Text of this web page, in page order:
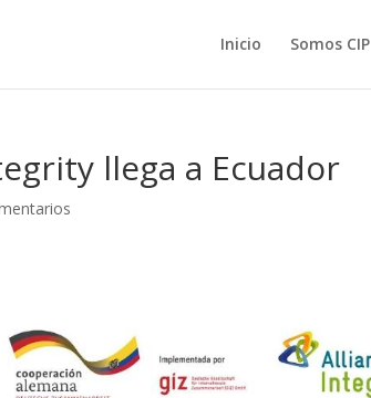
Inicio Somos CIP
llega a Ecuador